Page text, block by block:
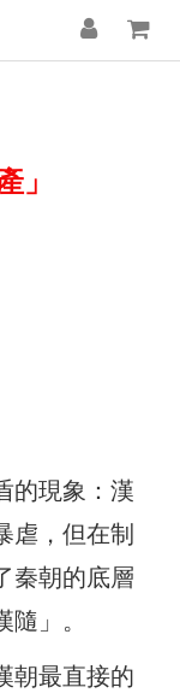
」
的現象：漢
虐，但在制
秦朝的底層
」。
朝最直接的